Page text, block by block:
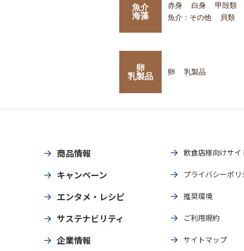
魚介
海藻
赤身 白身 甲殻類
魚介：その他
貝類
卵
乳製品
卵 乳製品
商品情報
キャンペーン
エンタメ・レシピ
サステナビリティ
企業情報
飲食店様向けサイ
プライバシーポリ
推奨環境
ご利用規約
サイトマップ